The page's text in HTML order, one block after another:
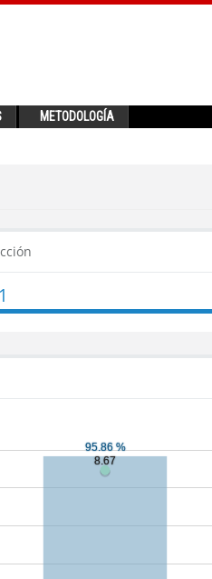
METODOLOGÍA